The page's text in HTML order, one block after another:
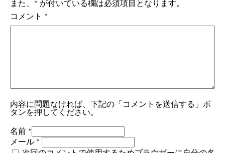
また、 * が付いている欄は必須項目となります。
コメント *
内容に問題なければ、下記の「コメントを送信する」ボ
タンを押してください。
名前 *
メール *